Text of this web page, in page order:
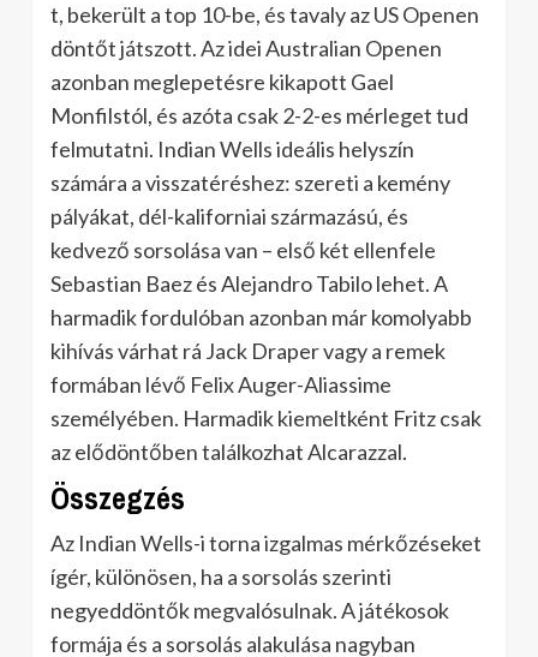
t, bekerült a top 10-be, és tavaly az US Openen
döntőt játszott.Az idei Australian Openen
azonban meglepetésre kikapott Gael
Monfilstól, és azóta csak 2-2-es mérleget tud
felmutatni. Indian Wells ideális helyszín
számára a visszatéréshez: szereti a kemény
pályákat, dél-kaliforniai származású, és
kedvező sorsolása van – első két ellenfele
Sebastian Baez és Alejandro Tabilo lehet.A
harmadik fordulóban azonban már komolyabb
kihívás várhat rá Jack Draper vagy a remek
formában lévő Felix Auger-Aliassime
személyében. Harmadik kiemeltként Fritz csak
az elődöntőben találkozhat Alcarazzal.
Összegzés
Az Indian Wells-i torna izgalmas mérkőzéseket
ígér, különösen, ha a sorsolás szerinti
negyeddöntők megvalósulnak.A játékosok
formája és a sorsolás alakulása nagyban